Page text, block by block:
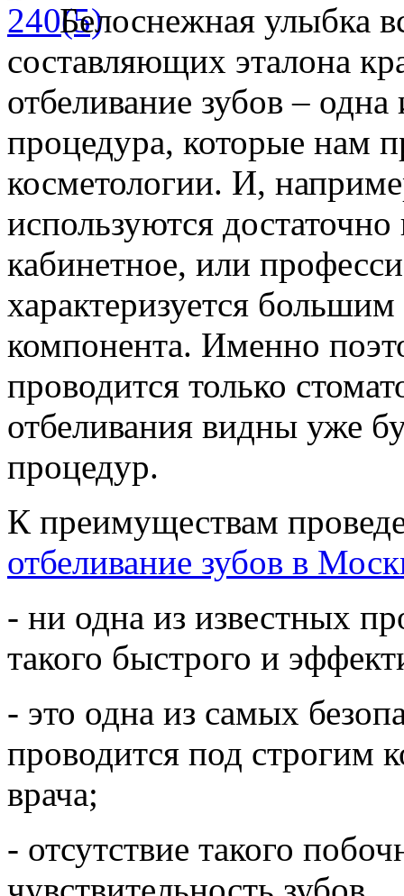
Белоснежная улыбка
составляющих эталона
отбеливание зубов –
процедура, которые нам
косметологии. И,
используются
кабинетное, или
характеризуется
компонента. Именно
проводится только
отбеливания видны уже
процедур.
К преимуществам
отбеливание зубов в
- ни одна из известных
такого быстрого и
- это одна из самых
проводится под строгим
врача;
- отсутствие такого